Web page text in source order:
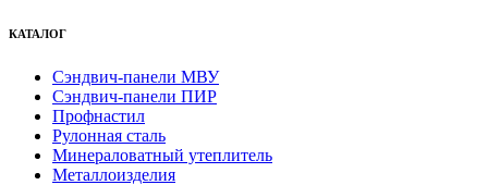
КАТАЛОГ
Сэндвич-панели МВУ
Сэндвич-панели ПИР
Профнастил
Рулонная сталь
Минераловатный утеплитель
Металлоизделия